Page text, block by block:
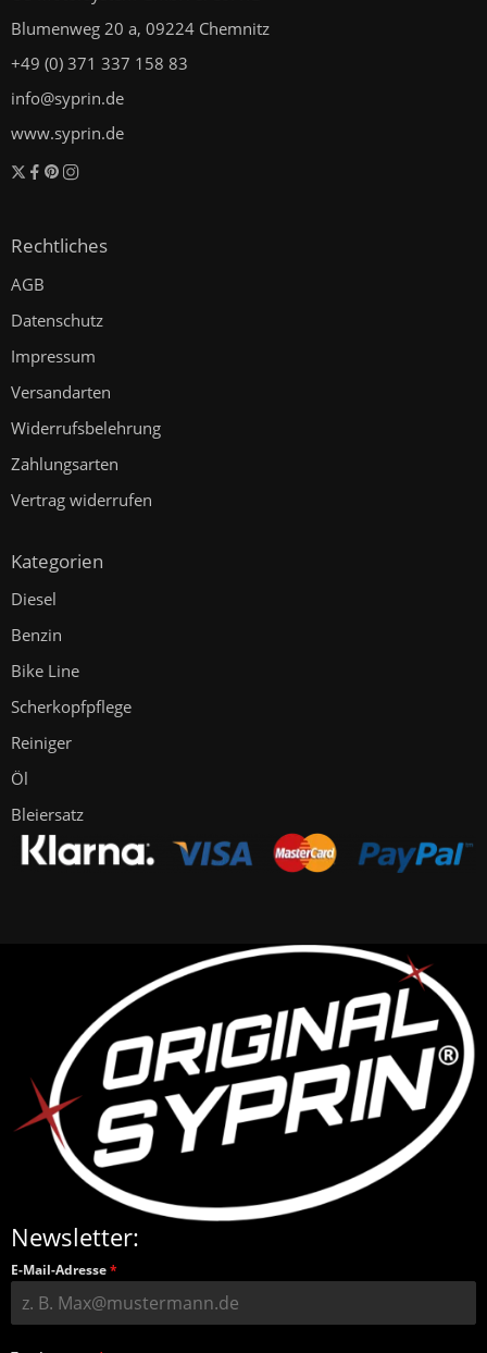
Blumenweg 20 a, 09224 Chemnitz
+49 (0) 371 337 158 83
info@syprin.de
www.syprin.de
Rechtliches
AGB
Datenschutz
Impressum
Versandarten
Widerrufsbelehrung
Zahlungsarten
Vertrag widerrufen
Kategorien
Diesel
Benzin
Bike Line
Scherkopfpflege
Reiniger
Öl
Bleiersatz
Newsletter:
E-Mail-Adresse*